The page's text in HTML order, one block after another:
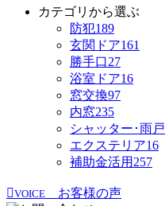
カテゴリから選ぶ
防犯189
玄関ドア161
勝手口27
浴室ドア16
窓交換97
内窓235
シャッター･雨戸
エクステリア16
補助金活用 257
VOICE お客様の声